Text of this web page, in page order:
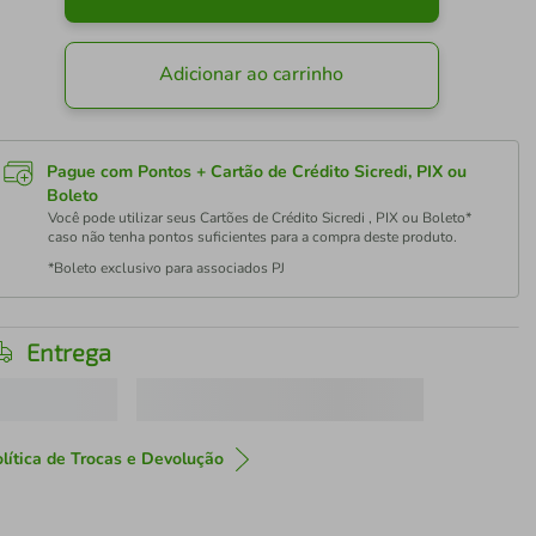
Adicionar ao carrinho
Pague com Pontos + Cartão de Crédito Sicredi, PIX ou
Boleto
Você pode utilizar seus Cartões de Crédito Sicredi , PIX ou Boleto*
caso não tenha pontos suficientes para a compra deste produto.
*Boleto exclusivo para associados PJ
Entrega
de Trocas e Devolução